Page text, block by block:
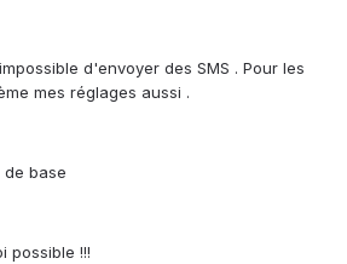
d'envoyer des SMS . Pour les
mes réglages aussi .
de base
possible !!!